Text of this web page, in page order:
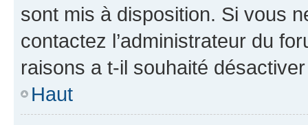
sont mis à disposition. Si vous
contactez l’administrateur du
raisons a t-il souhaité
Haut